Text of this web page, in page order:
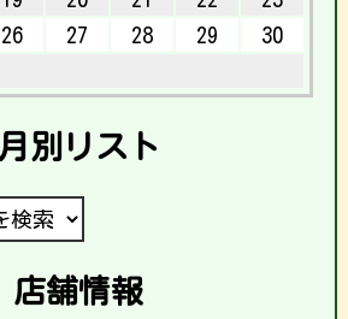
26 27 28 29
30
月別リスト
店舗情報